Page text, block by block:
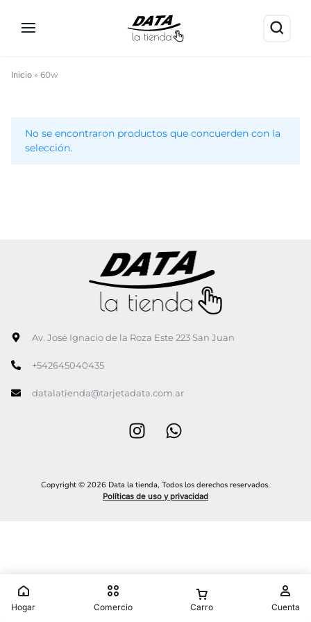
Inicio » 60w
No se encontraron productos que concuerden con la
selección.
Av. José Ignacio de la Roza Este 223 San Juan
+542645040435
datalatienda@tarjetadata.com.ar
Copyright © 2026 Data la tienda, Todos los derechos reservados.
Políticas de uso y privacidad
Hogar Comercio Carro Cuenta